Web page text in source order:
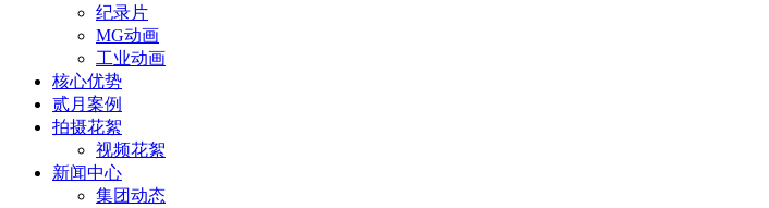
纪录片
MG动画
工业动画
核心优势
贰月案例
拍摄花絮
视频花絮
新闻中心
集团动态